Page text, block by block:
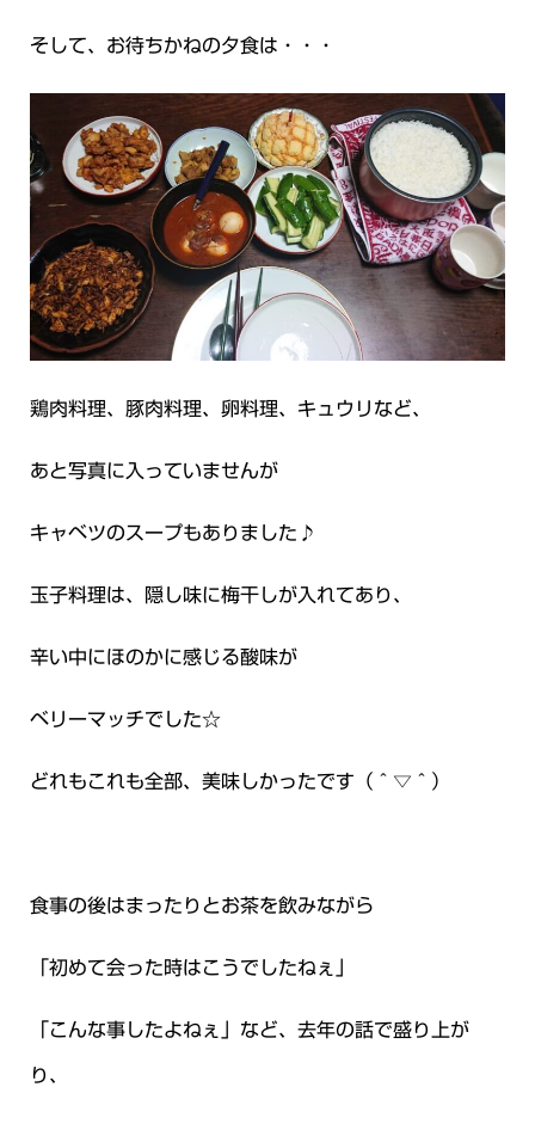
そして、お待ちかねの夕食は・・・
鶏肉料理、豚肉料理、卵料理、キュウリなど、
あと写真に入っていませんが
キャベツのスープもありました♪
玉子料理は、隠し味に梅干しが入れてあり、
辛い中にほのかに感じる酸味が
ベリーマッチでした☆
どれもこれも全部、美味しかったです（＾▽＾）
食事の後はまったりとお茶を飲みながら
「初めて会った時はこうでしたねぇ」
「こんな事したよねぇ」など、去年の話で盛り上が
り、